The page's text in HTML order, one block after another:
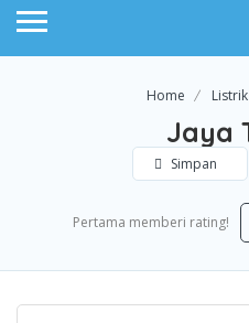
Home Listrik
Jaya
Simpan
Pertama memberi rating!